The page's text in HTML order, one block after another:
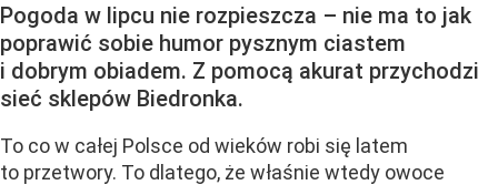
Pogoda w lipcu nie rozpieszcza – nie ma to jak
poprawić sobie humor pysznym ciastem
i dobrym obiadem. Z pomocą akurat przychodzi
sieć sklepów Biedronka.
To co w całej Polsce od wieków robi się latem
to przetwory. To dlatego, że właśnie wtedy owoce